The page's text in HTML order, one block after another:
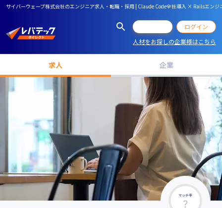
サイバーウェーブ株式会社のエンジニア求人・転職・採用 | Claude Code全社導入 × Railsエン
ログイン
人材をお探しの企業様はこちら
求人 企業
マッチ率